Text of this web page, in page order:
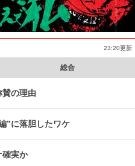
23:20更新
総合
賛の理由
”に落胆したワケ
確実か